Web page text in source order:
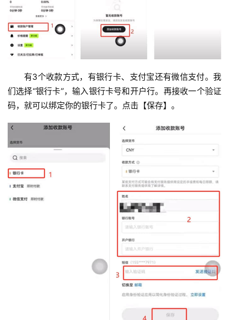
有3个收款方式，有银行卡、支付宝还有微信支付。我
们选择“银行卡”，输入银行卡号和开户行。再接收一个验证
码，就可以绑定你的银行卡了。点击【保存】。